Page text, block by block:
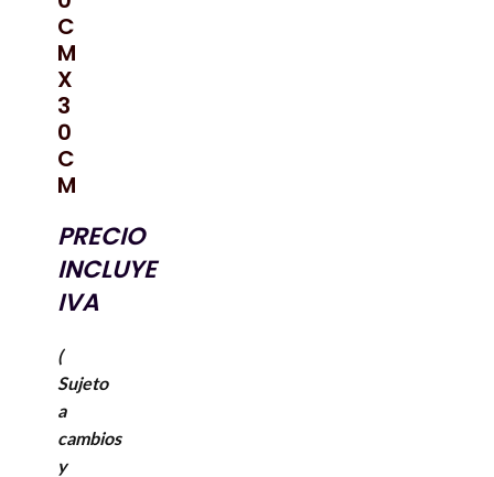
C
M
X
3
0
C
M
PRECIO
INCLUYE
IVA
(
Sujeto
a
cambios
y